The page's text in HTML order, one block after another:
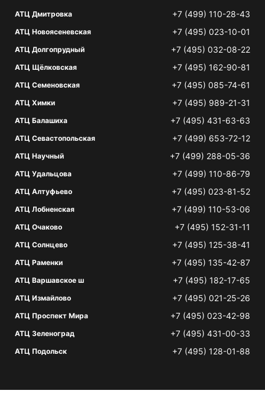
АТЦ Дмитровка +7 (499) 110-28-43
АТЦ Новоясеневская +7 (495) 023-10-01
АТЦ Долгопрудный +7 (495) 032-08-22
АТЦ Щёлковская +7 (495) 162-90-81
АТЦ Семеновская +7 (495) 085-74-61
АТЦ Химки +7 (495) 989-21-31
АТЦ Балашиха +7 (495) 431-63-63
АТЦ Севастопольская +7 (499) 653-72-12
АТЦ Научный +7 (499) 288-05-36
АТЦ Удальцова +7 (499) 110-86-79
АТЦ Алтуфьево +7 (495) 023-81-52
АТЦ Лобненская +7 (499) 110-53-06
АТЦ Очаково +7 (495) 152-31-11
АТЦ Солнцево +7 (495) 125-38-41
АТЦ Раменки +7 (495) 135-42-87
АТЦ Варшавское ш +7 (495) 182-17-65
АТЦ Измайлово +7 (495) 021-25-26
АТЦ Проспект Мира +7 (495) 023-42-98
АТЦ Зеленоград +7 (495) 431-00-33
АТЦ Подольск +7 (495) 128-01-88